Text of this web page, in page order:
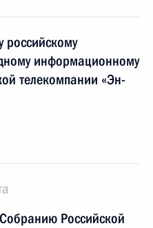
информационному
телекомпании «Эн-
Российской